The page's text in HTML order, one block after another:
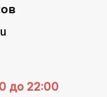
до 22:00